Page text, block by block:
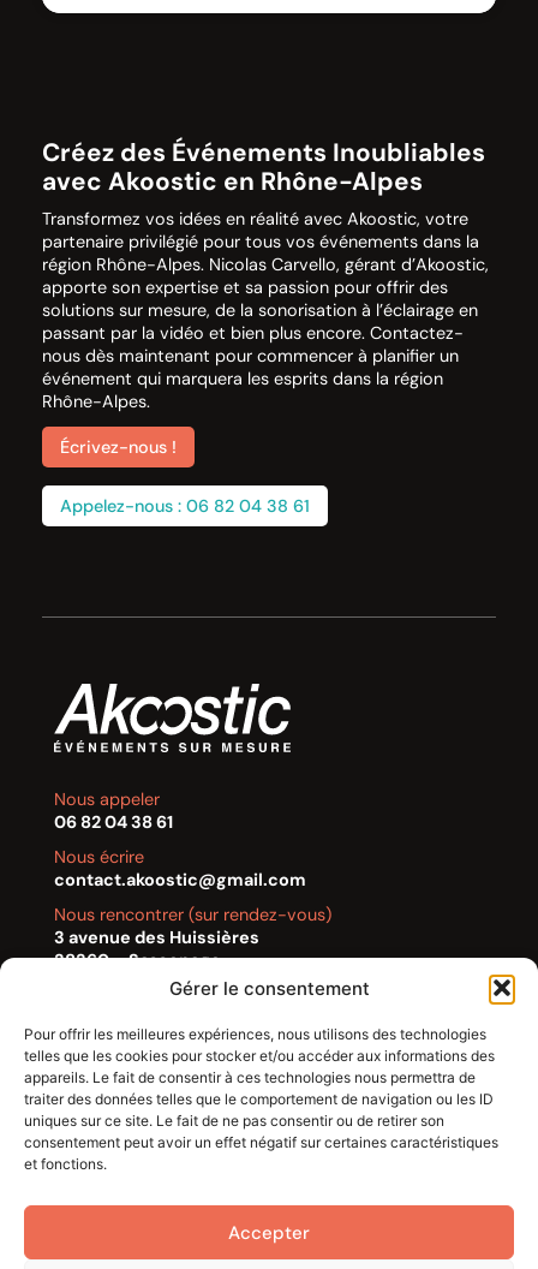
Gérer le consentement
Pour offrir les meilleures expériences, nous utilisons des technologies
telles que les cookies pour stocker et/ou accéder aux informations des
appareils. Le fait de consentir à ces technologies nous permettra de
traiter des données telles que le comportement de navigation ou les ID
uniques sur ce site. Le fait de ne pas consentir ou de retirer son
consentement peut avoir un effet négatif sur certaines caractéristiques
et fonctions.
Accepter
Créez des Événements Inoubliables
avec Akoostic en Rhône-Alpes
Transformez vos idées en réalité avec Akoostic, votre
partenaire privilégié pour tous vos événements dans la
région Rhône-Alpes. Nicolas Carvello, gérant d’Akoostic,
apporte son expertise et sa passion pour offrir des
solutions sur mesure, de la sonorisation à l’éclairage en
passant par la vidéo et bien plus encore. Contactez-
nous dès maintenant pour commencer à planifier un
événement qui marquera les esprits dans la région
Rhône-Alpes.
Écrivez-nous !
Appelez-nous : 06 82 04 38 61
Nous appeler
06 82 04 38 61
Nous écrire
contact.akoostic@gmail.com
Nous rencontrer (sur rendez-vous)
3 avenue des Huissières
38360 – Sassenage
Navigation
Accueil
Notre histoire
Formulaire de contact
Actualités
Nos prestations et nos services
Événement sportif
Événement corporate et privé